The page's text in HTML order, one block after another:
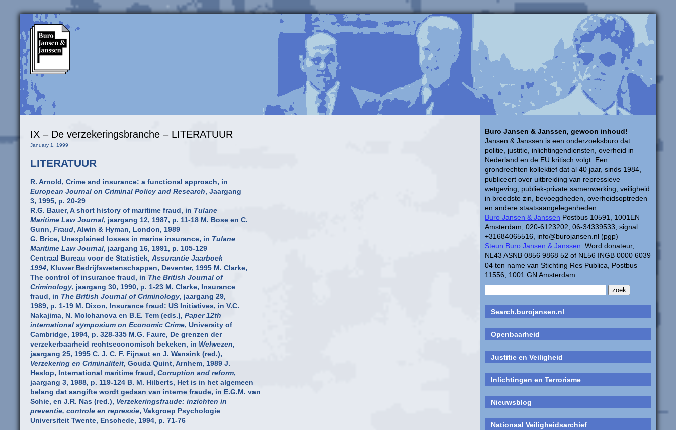
Buro Jansen & Janssen, gewoon inhoud!
Jansen & Janssen is een onderzoeksburo dat
politie, justitie, inlichtingendiensten, overheid in
Nederland en de EU kritisch volgt. Een
grondrechten kollektief dat al 40 jaar, sinds 1984,
publiceert over uitbreiding van repressieve
wetgeving, publiek-private samenwerking, veiligheid
in breedste zin, bevoegdheden, overheidsoptreden
en andere staatsaangelegenheden.
Buro Jansen & Janssen Postbus 10591, 1001EN
Amsterdam, 020-6123202, 06-34339533, signal
+31684065516, info@burojansen.nl (pgp)
Steun Buro Jansen & Janssen. Word donateur,
NL43 ASNB 0856 9868 52 of NL56 INGB 0000 6039
04 ten name van Stichting Res Publica, Postbus
11556, 1001 GN Amsterdam.
Search.burojansen.nl
Openbaarheid
Justitie en Veiligheid
Inlichtingen en Terrorisme
Nieuwsblog
Nationaal Veiligheidsarchief
IX – De verzekeringsbranche – LITERATUUR
January 1, 1999
LITERATUUR
R. Arnold, Crime and insurance: a functional approach, in
European Journal on Criminal Policy and Research, Jaargang
3, 1995, p. 20-29
R.G. Bauer, A short history of maritime fraud, in Tulane
Maritime Law Journal, jaargang 12, 1987, p. 11-18 M. Bose en C.
Gunn, Fraud, Alwin & Hyman, London, 1989
G. Brice, Unexplained losses in marine insurance, in Tulane
Maritime Law Journal, jaargang 16, 1991, p. 105-129
Centraal Bureau voor de Statistiek, Assurantie Jaarboek
1994, Kluwer Bedrijfswetenschappen, Deventer, 1995 M. Clarke,
The control of insurance fraud, in The British Journal of
Criminology, jaargang 30, 1990, p. 1-23 M. Clarke, Insurance
fraud, in The British Journal of Criminology, jaargang 29,
1989, p. 1-19 M. Dixon, Insurance fraud: US Initiatives, in V.C.
Nakajima, N. Molchanova en B.E. Tem (eds.), Paper 12th
international symposium on Economic Crime, University of
Cambridge, 1994, p. 328-335 M.G. Faure, De grenzen der
verzekerbaarheid rechtseconomisch bekeken, in Welwezen,
jaargang 25, 1995 C. J. C. F. Fijnaut en J. Wansink (red.),
Verzekering en Criminaliteit, Gouda Quint, Arnhem, 1989 J.
Heslop, International maritime fraud, Corruption and reform,
jaargang 3, 1988, p. 119-124 B. M. Hilberts, Het is in het algemeen
belang dat aangifte wordt gedaan van interne fraude, in E.G.M. van
Schie, en J.R. Nas (red.), Verzekeringsfraude: inzichten in
preventie, controle en repressie, Vakgroep Psychologie
Universiteit Twente, Enschede, 1994, p. 71-76